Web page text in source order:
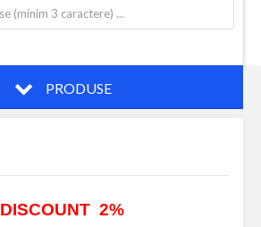
PRODUSE
DISCOUNT 2%